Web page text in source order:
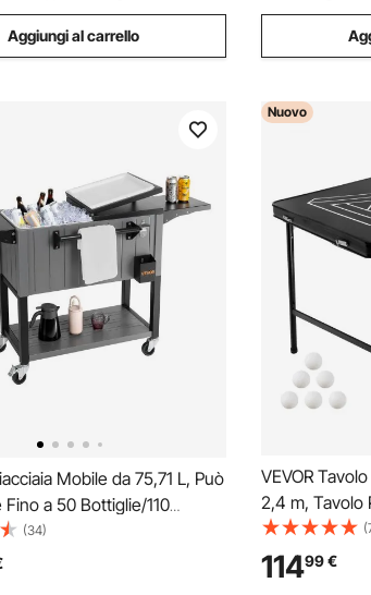
Aggiungi al carrello
Mobile da 75,71 L, Può
a 50 Bottiglie/110
Portatile per Bevande
per Bevande con
e Laterali Ruote e
(34)
Nuovo
VEVOR
2,4 m, Tavolo
cm Maniglie
Pong,
Auto per
11499€